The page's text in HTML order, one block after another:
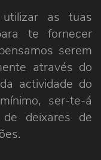
utilizar as tuas
te fornecer
serem
através do
actividade do
ser-te-á
deixares de